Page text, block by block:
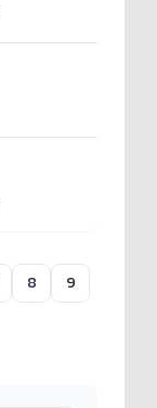
8
9